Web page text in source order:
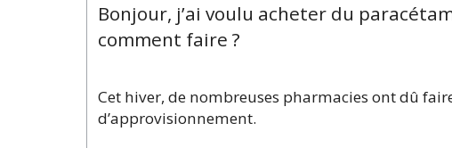
Bonjour, j’ai voulu acheter du
comment faire ?
Cet hiver, de nombreuses pharmacies ont dû
d’approvisionnement.